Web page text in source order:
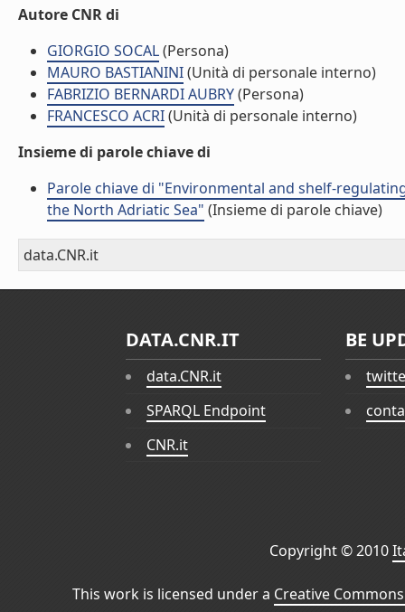
Autore CNR di
GIORGIO SOCAL(Persona)
MAURO BASTIANINI(Unità di personale interno)
FABRIZIO BERNARDI AUBRY(Persona)
FRANCESCO ACRI(Unità di personale interno)
Insieme di parole chiave di
Parole chiave di "Environmental and shelf-
the North Adriatic Sea" (Insieme di parole chiave)
data.CNR.it
DATA.CNR.IT
data.CNR.it
SPARQL Endpoint
CNR.it
BE
Copyright © 2010
This work is licensed under a Creative